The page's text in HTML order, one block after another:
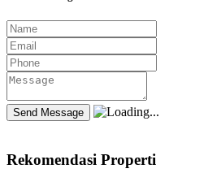
Rekomendasi Properti